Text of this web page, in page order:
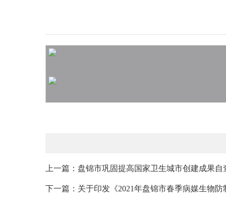
上一篇：盘锦市巩固提高国家卫生城市创建成果自
下一篇：关于印发《2021年盘锦市春季病媒生物